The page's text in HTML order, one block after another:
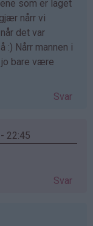
som er laget
nårr vi
det var
:) Nårr mannen i
bare være
Svar
22:45
Svar